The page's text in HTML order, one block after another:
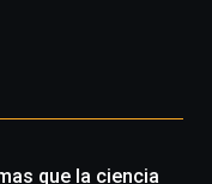
que la ciencia